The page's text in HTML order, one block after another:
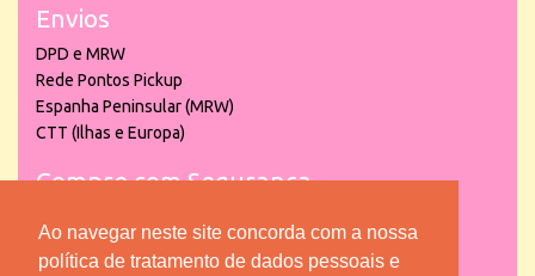
Ao navegar neste site concorda com a nossa
política de tratamento de dados pessoais e
Envios
DPD e MRW
Rede Pontos Pickup
Espanha Peninsular (MRW)
CTT (Ilhas e Europa)
Compre com Segurança